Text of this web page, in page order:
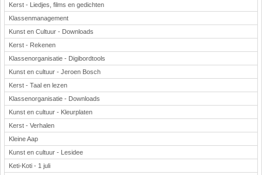
Kerst - Liedjes, films en gedichten
Klassenmanagement
Kunst en Cultuur - Downloads
Kerst - Rekenen
Klassenorganisatie - Digibordtools
Kunst en cultuur - Jeroen Bosch
Kerst - Taal en lezen
Klassenorganisatie - Downloads
Kunst en cultuur - Kleurplaten
Kerst - Verhalen
Kleine Aap
Kunst en cultuur - Lesidee
Keti-Koti - 1 juli